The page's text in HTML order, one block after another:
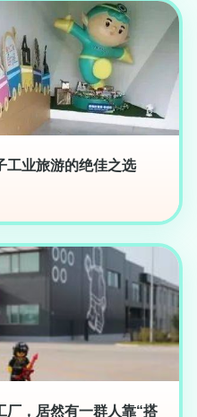
工业旅游的绝佳之选
厂，居然有一群人靠“搭